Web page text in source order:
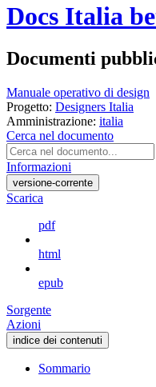
Docs Italia
Documenti
Manuale operativo di design
Progetto: Designers Italia
Amministrazione: italia
Cerca nel documento
Informazioni
versione-corrente
Scarica
pdf
html
epub
Sorgente
Azioni
indice dei contenuti
Sommario